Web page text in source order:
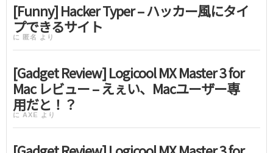
[Funny] Hacker Typer – ハッカー風にタイ
プできるサイト
に 匿名 より
[Gadget Review] Logicool MX Master 3 for
Mac レビュー – えぇい、Macユーザー専
用だと！？
に AXE より